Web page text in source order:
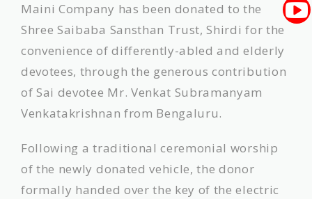
Maini Company has been donated to the
Shree Saibaba Sansthan Trust, Shirdi for the
convenience of differently-abled and elderly
devotees, through the generous contribution
of Sai devotee Mr. Venkat Subramanyam
Venkatakrishnan from Bengaluru.
Following a traditional ceremonial worship
of the newly donated vehicle, the donor
formally handed over the key of the electric